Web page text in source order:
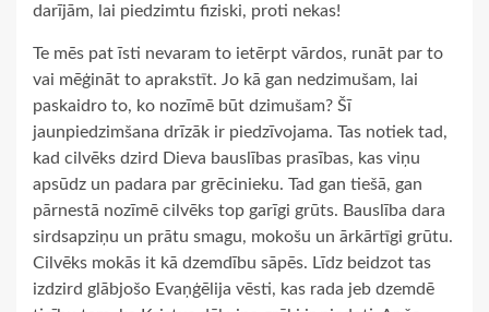
darījām, lai piedzimtu fiziski, proti nekas!
Te mēs pat īsti nevaram to ietērpt vārdos, runāt par to
vai mēģināt to aprakstīt. Jo kā gan nedzimušam, lai
paskaidro to, ko nozīmē būt dzimušam? Šī
jaunpiedzimšana drīzāk ir piedzīvojama. Tas notiek tad,
kad cilvēks dzird Dieva bauslības prasības, kas viņu
apsūdz un padara par grēcinieku. Tad gan tiešā, gan
pārnestā nozīmē cilvēks top garīgi grūts. Bauslība dara
sirdsapziņu un prātu smagu, mokošu un ārkārtīgi grūtu.
Cilvēks mokās it kā dzemdību sāpēs. Līdz beidzot tas
izdzird glābjošo Evaņģēlija vēsti, kas rada jeb dzemdē